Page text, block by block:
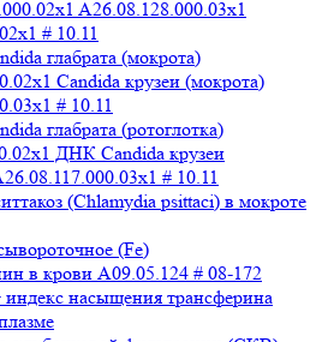
A26.08.128.000.03x1
# 10.11
глабрата (мокрота)
Candida крузеи (мокрота)
# 10.11
глабрата (ротоглотка)
ДНК Candida крузеи
# 10.11
(Chlamydia psittaci) в мокроте
(Fe)
в крови A09.05.124 # 08-172
насыщения трансферина